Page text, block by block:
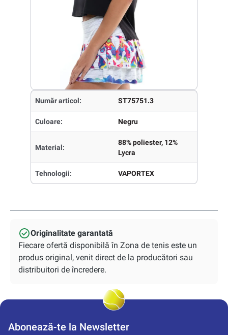
Număr articol: ST75751.3
Culoare: Negru
Material:
88% poliester, 12%
Lycra
Tehnologii: VAPORTEX
Originalitate garantată
Fiecare ofertă disponibilă în Zona de tenis este un
produs original, venit direct de la producători sau
distribuitori de încredere.
Abonează-te la Newsletter